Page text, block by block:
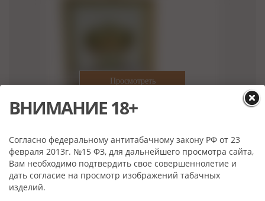
Цена: 2 630 руб
ВНИМАНИЕ 18+
Согласно федеральному антитабачному закону РФ от 23
февраля 2013г. №15 ФЗ, для дальнейшего просмотра сайта,
Вам необходимо подтвердить свое совершеннолетие и
дать согласие на просмотр изображений табачных
изделий.